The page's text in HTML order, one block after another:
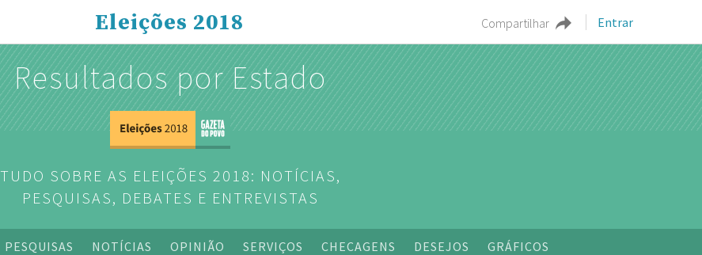
Compartilhar Entrar
Eleições 2018
Resultados por Estado
TUDO SOBRE AS ELEIÇÕES 2018: NOTÍCIAS,
PESQUISAS, DEBATES E ENTREVISTAS
PESQUISAS NOTÍCIAS OPINIÃO SERVIÇOS CHECAGENS DESEJOS GRÁFICOS